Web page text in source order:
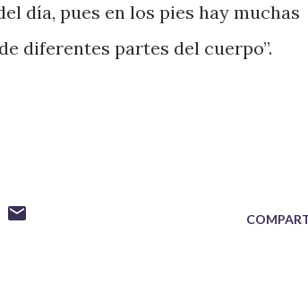
día, pues en los pies hay muchas
diferentes partes del cuerpo”.